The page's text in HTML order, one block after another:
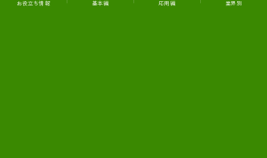
1.転職エージェントとは何か？
お役立ち情報 基本編 応用編 業界別